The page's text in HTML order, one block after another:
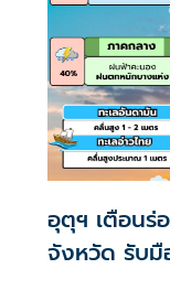
อุตุฯ เตือนร่
จังหวัด รับมื